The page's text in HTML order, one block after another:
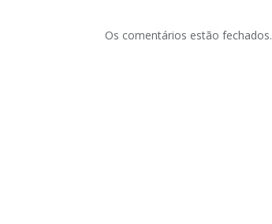
Os comentários estão fechados.